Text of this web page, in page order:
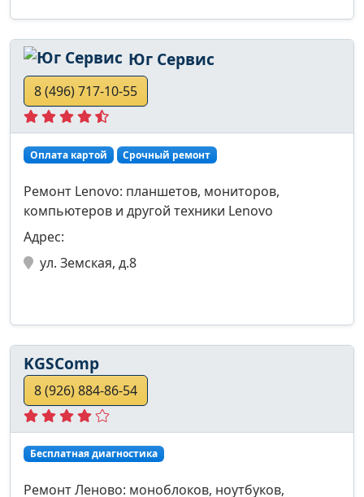
Юг Сервис
8 (496) 717-10-55
Оплата картой Срочный ремонт
Ремонт Lenovo: планшетов, мониторов,
компьютеров и другой техники Lenovo
Адрес:
ул. Земская, д.8
KGSComp
8 (926) 884-86-54
Бесплатная диагностика
Ремонт Леново: моноблоков, ноутбуков,